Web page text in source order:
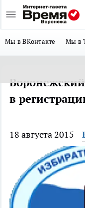
Мы в ВКонтакте Мы в
в
18 августа 2015